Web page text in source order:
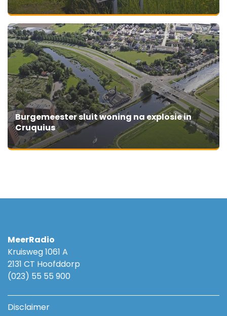
Burgemeester sluit woning na explosie in
Cruquius
MeerRadio
Kruisweg 1061 A
2131 CT Hoofddorp
(023) 55 55 900
Disclaimer